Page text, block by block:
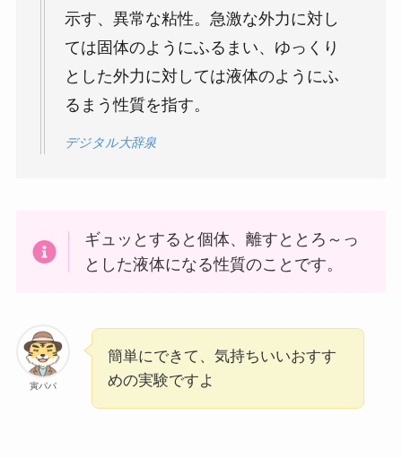
示す、異常な粘性。急激な外力に対し
ては固体のようにふるまい、ゆっくり
とした外力に対しては液体のようにふ
るまう性質を指す。
デジタル大辞泉
ギュッとすると個体、離すととろ～っ
とした液体になる性質のことです。
寅パパ
簡単にできて、気持ちいいおすす
めの実験ですよ